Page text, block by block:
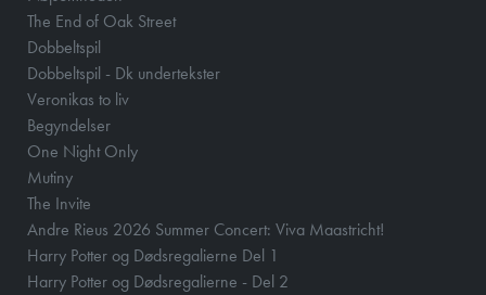
The End of Oak Street
Dobbeltspil
Dobbeltspil - Dk undertekster
Veronikas to liv
Begyndelser
One Night Only
Mutiny
The Invite
Andre Rieus 2026 Summer Concert: Viva Maastricht!
Harry Potter og Dødsregalierne Del 1
Harry Potter og Dødsregalierne - Del 2